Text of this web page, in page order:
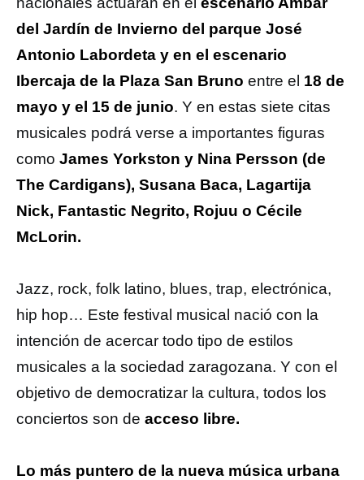
del Jardín de Invierno del parque José
Antonio Labordeta y en el escenario
Ibercaja de la Plaza San Bruno entre el 18 de
mayo y el 15 de junio. Y en estas siete citas
musicales podrá verse a importantes figuras
como James Yorkston y Nina Persson (de
The Cardigans), Susana Baca, Lagartija
Nick, Fantastic Negrito, Rojuu o Cécile
McLorin.
Jazz, rock, folk latino, blues, trap, electrónica,
hip hop… Este festival musical nació con la
intención de acercar todo tipo de estilos
musicales a la sociedad zaragozana. Y con el
objetivo de democratizar la cultura, todos los
conciertos son de acceso libre.
Lo más puntero de la nueva música urbana